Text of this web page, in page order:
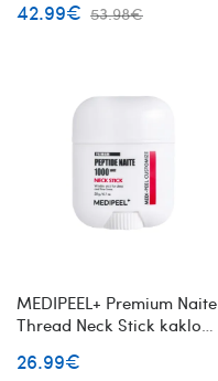
42.99€ 53.98€
MEDIPEEL+ Premium Naite
Thread Neck Stick kaklo
26.99€